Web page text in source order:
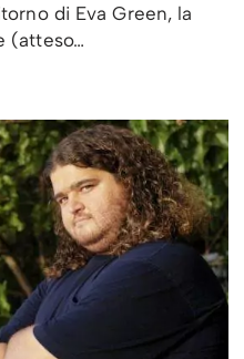
di Eva Green, la
(atteso…